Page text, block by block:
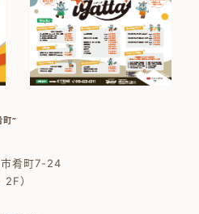
町~
肴町7-24
）